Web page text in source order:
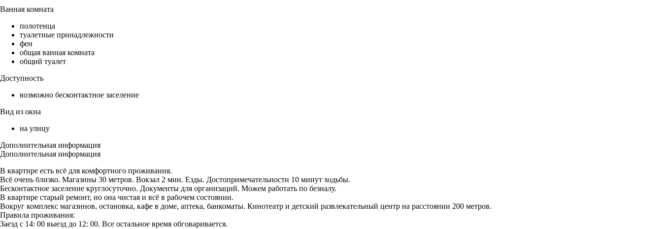
Ванная комната
полотенца
туалетные принадлежности
фен
общая ванная комната
общий туалет
Доступность
возможно бесконтактное заселение
Вид из окна
на улицу
Дополнительная информация
Дополнительная информация
В квартире есть всё для комфортного проживания.
Всё очень близко. Магазины 30 метров. Вокзал 2 мин. Езды. Достопримечательности 10 минут ходьбы.
Бесконтактное заселение круглосуточно. Документы для организаций. Можем работать по безналу.
В квартире старый ремонт, но она чистая и всё в рабочем состоянии.
Вокруг комплекс магазинов, остановка, кафе в доме, аптека, банкоматы. Кинотеатр и детский развлекательный центр на расстоянии 200 метров.
Правила проживания:
Заезд с 14: 00 выезд до 12: 00. Все остальное время обговаривается.